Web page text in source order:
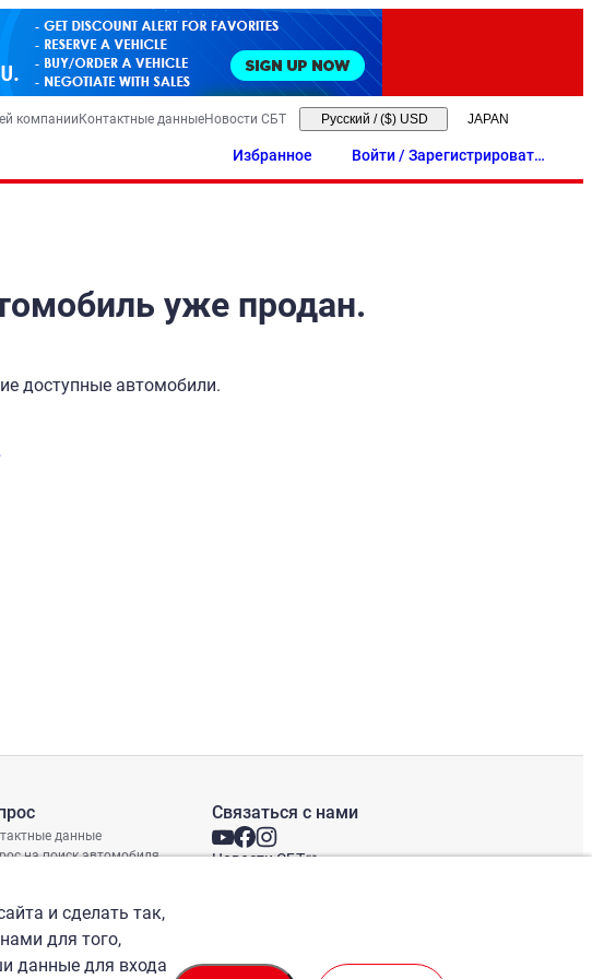
компанииКонтактные данныеНовости СБТ Русский / ($) USD
Избранное
Войти / Зарегистрировать
ся
уже продан.
доступные автомобили.
данные
на поиск автомобиля
Связаться с нами
Новости СБТ
и сделать так,
для того,
данные для входа